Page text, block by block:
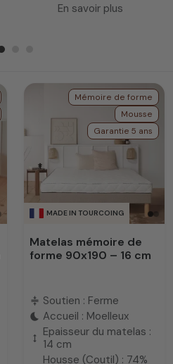
En savoir plus
MADE IN TOURCOING
Mémoire de forme
Mousse
Garantie 5 ans
Matelas mémoire de
forme 90x190 – 16 cm
compress Soutien : Ferme
bedtime Accueil : Moelleux
height
Epaisseur du matelas :
14 cm
Housse (Coutil) : 74%